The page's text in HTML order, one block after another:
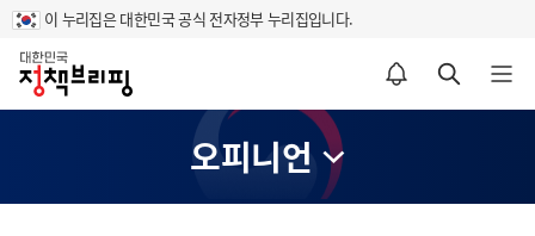
이 누리집은 대한민국 공식 전자정부 누리집입니다.
홈
알림설정 바로가기 검색 바로가기 메뉴 열기
오피니언